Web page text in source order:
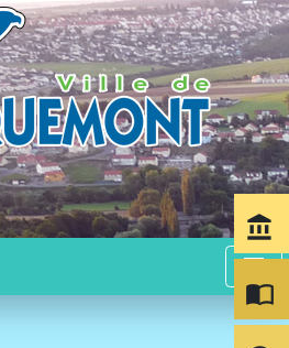
menu
account_balance
import_contacts